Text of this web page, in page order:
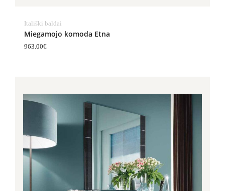
Itališki baldai
Miegamojo komoda Etna
963.00€